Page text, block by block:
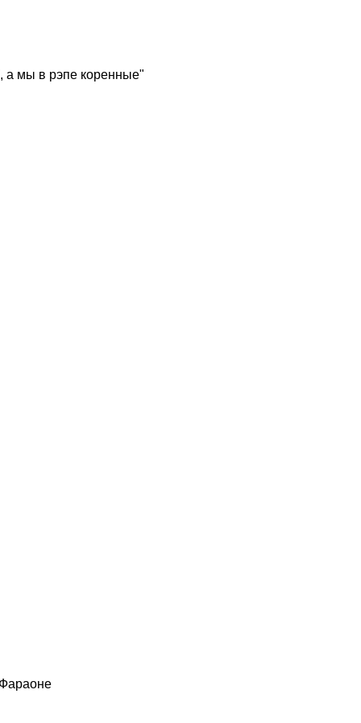
а мы в рэпе коренные"